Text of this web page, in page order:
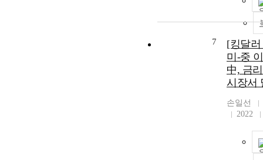
7
[킹달
미-중
中, 금
시장서
손일선
2022